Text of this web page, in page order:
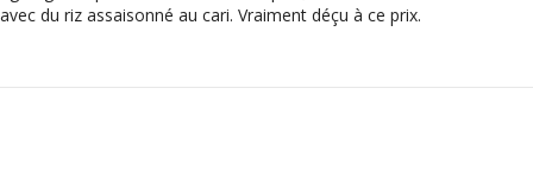
avec du riz assaisonné au cari. Vraiment déçu à ce prix.